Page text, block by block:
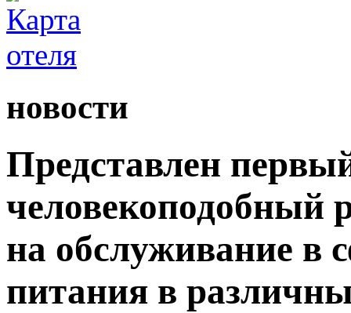
новости
Представлен
человекоподобный
на обслуживание в
питания в